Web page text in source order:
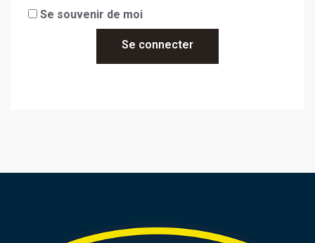
Se souvenir de moi